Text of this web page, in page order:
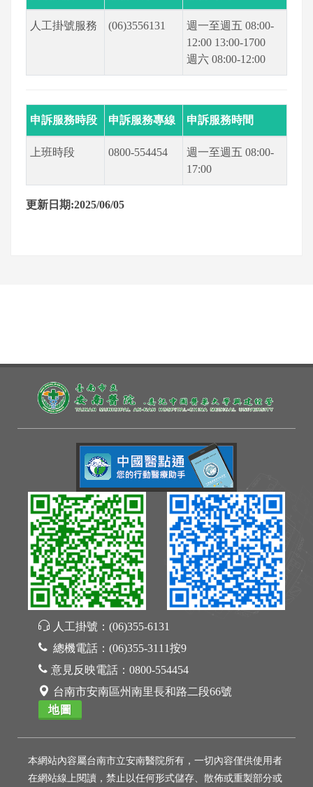
人工掛號服務 (06)3556131
週一至週五 08:00-
12:00 13:00-1700
週六 08:00-12:00
申訴服務時段 申訴服務專線 申訴服務時間
上班時段 0800-554454
週一至週五 08:00-
17:00
更新日期:2025/06/05
人工掛號： (06)355-6131
總機電話： (06)355-3111按9
意見反映電話： 0800-554454
台南市安南區州南里長和路二段66號
地圖
本網站內容屬台南市立安南醫院所有，一切內容僅供使用者
在網站線上閱讀，禁止以任何形式儲存、散佈或重製部分或